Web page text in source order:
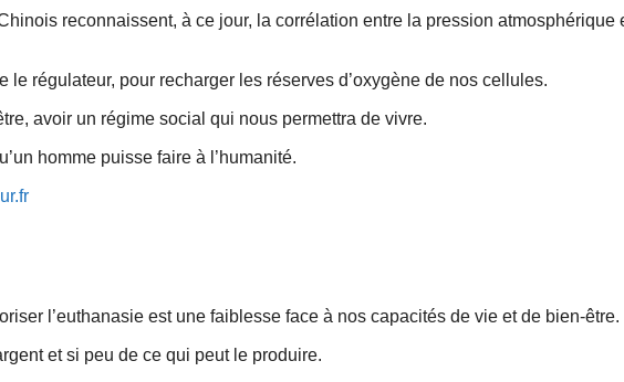
reconnaissent, à ce jour, la corrélation entre la pression atmosphérique
le régulateur, pour recharger les réserves d’oxygène de nos cellules.
avoir un régime social qui nous permettra de vivre.
homme puisse faire à l’humanité.
l’euthanasie est une faiblesse face à nos capacités de vie et de bien-être.
et si peu de ce qui peut le produire.